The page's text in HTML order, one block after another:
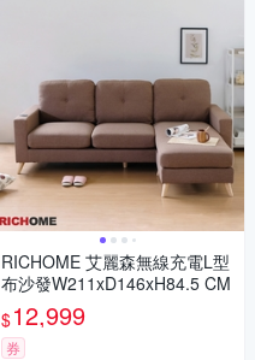
RICHOME 艾麗森無線充電L型
布沙發W211xD146xH84.5 CM
$12,999
券